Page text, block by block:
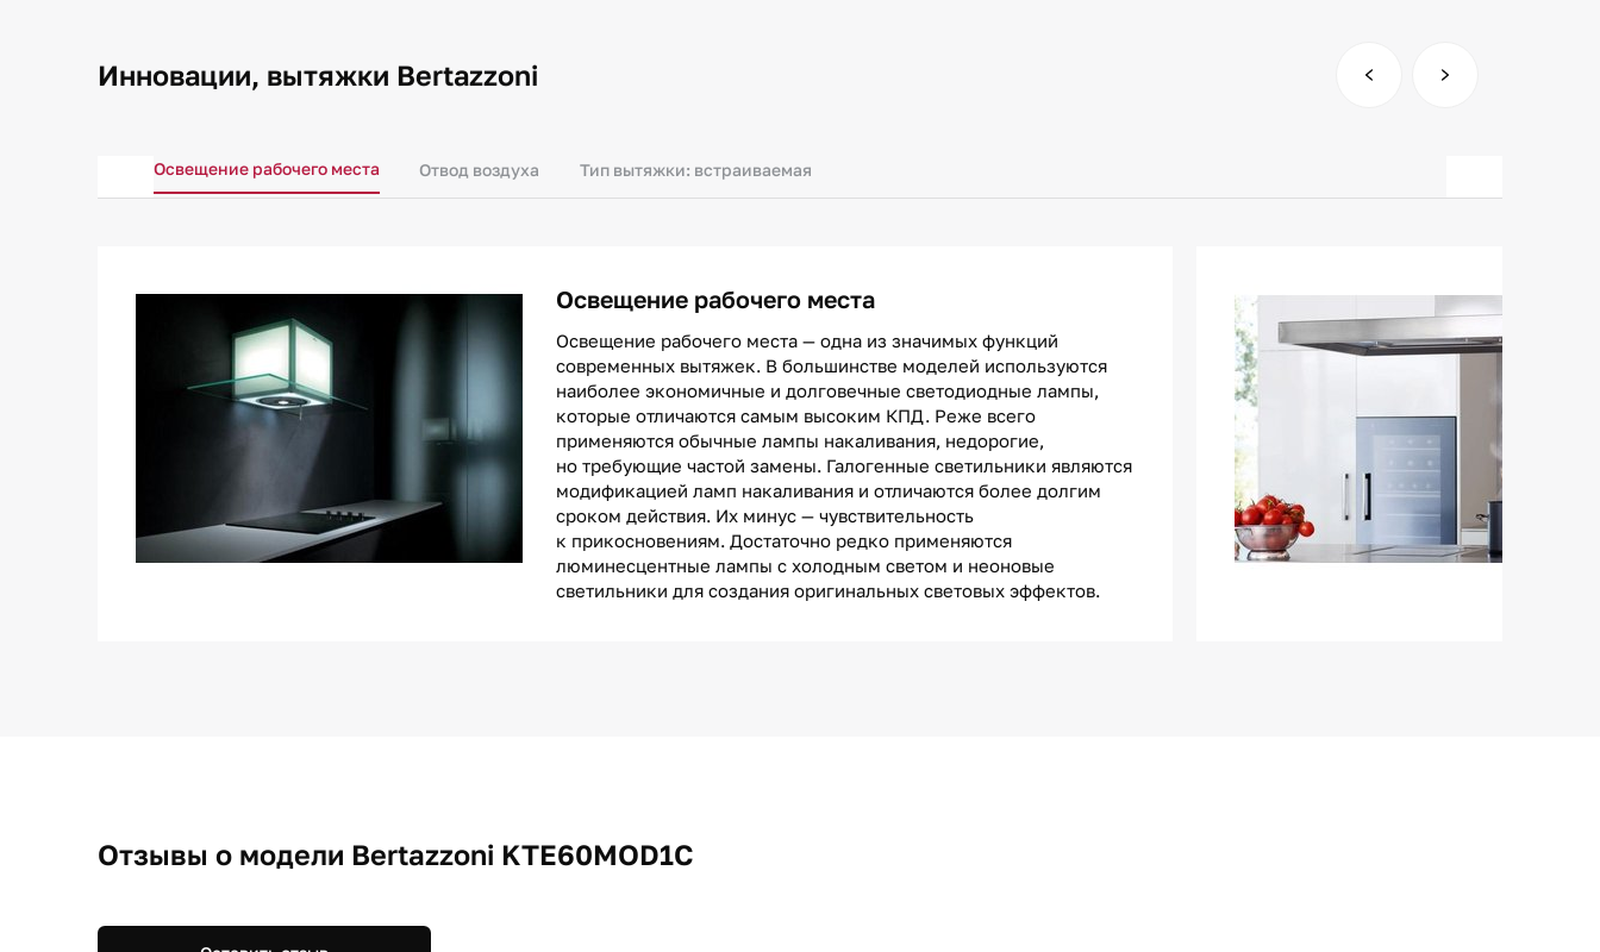
Инновации, вытяжки Bertazzoni
Освещение рабочего места Отвод воздуха Тип вытяжки: встраиваемая
Освещение рабочего места
Освещение рабочего места — одна из значимых функций
современных вытяжек. В большинстве моделей используются
наиболее экономичные и долговечные светодиодные лампы,
которые отличаются самым высоким КПД. Реже всего
применяются обычные лампы накаливания, недорогие,
но требующие частой замены. Галогенные светильники являются
модификацией ламп накаливания и отличаются более долгим
сроком действия. Их минус — чувствительность
к прикосновениям. Достаточно редко применяются
люминесцентные лампы с холодным светом и неоновые
светильники для создания оригинальных световых эффектов.
Отзывы о модели Bertazzoni KTE60MOD1C